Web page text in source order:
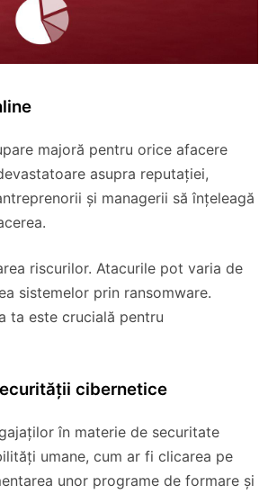
majoră pentru orice afacere
asupra reputației,
și managerii să înțeleagă
riscurilor. Atacurile pot varia de
sistemelor prin ransomware.
ta este crucială pentru
cibernetice
în materie de securitate
umane, cum ar fi clicarea pe
unor programe de formare și